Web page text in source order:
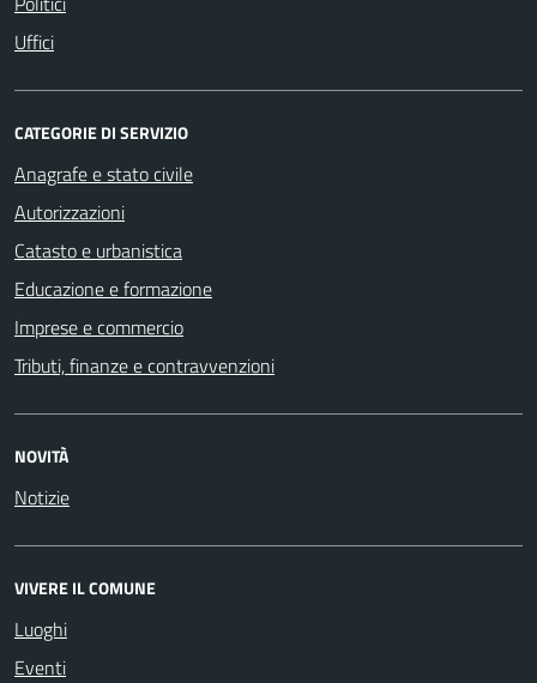
Uffici
CATEGORIE DI SERVIZIO
Anagrafe e stato civile
Autorizzazioni
Catasto e urbanistica
Educazione e formazione
Imprese e commercio
Tributi, finanze e contravvenzioni
NOVITÀ
Notizie
VIVERE IL COMUNE
Luoghi
Eventi